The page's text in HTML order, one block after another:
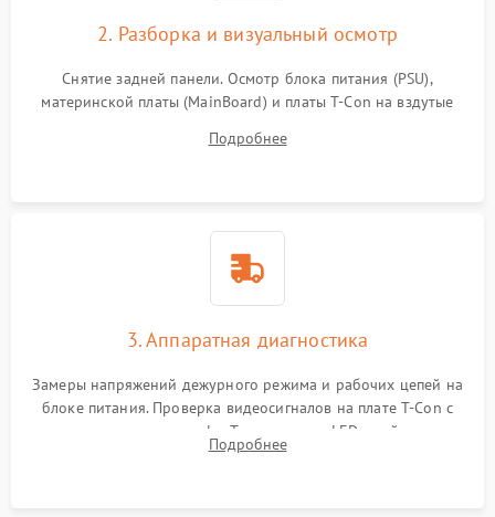
2. Разборка и визуальный осмотр
Снятие задней панели. Осмотр блока питания (PSU),
материнской платы (MainBoard) и платы T-Con на вздутые
Проверка надежности фиксации и целостности шлейфов.
Подробнее
3. Аппаратная диагностика
Замеры напряжений дежурного режима и рабочих цепей на
блоке питания. Проверка видеосигналов на плате T-Con с
помощью осциллографа. Тестирование LED-драйвера и
светодиодных планок подсветки мультиметром.
Подробнее